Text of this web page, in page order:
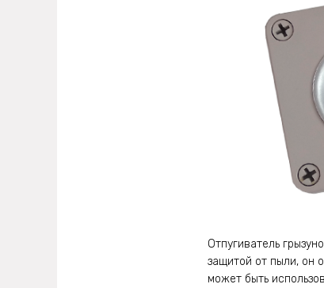
Отпугиватель
защитой от пыли, он
может быть